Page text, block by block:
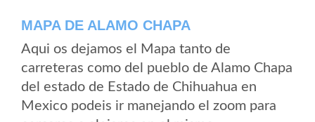
MAPA DE ALAMO CHAPA
Aqui os dejamos el Mapa tanto de
carreteras como del pueblo de Alamo Chapa
del estado de Estado de Chihuahua en
Mexico podeis ir manejando el zoom para